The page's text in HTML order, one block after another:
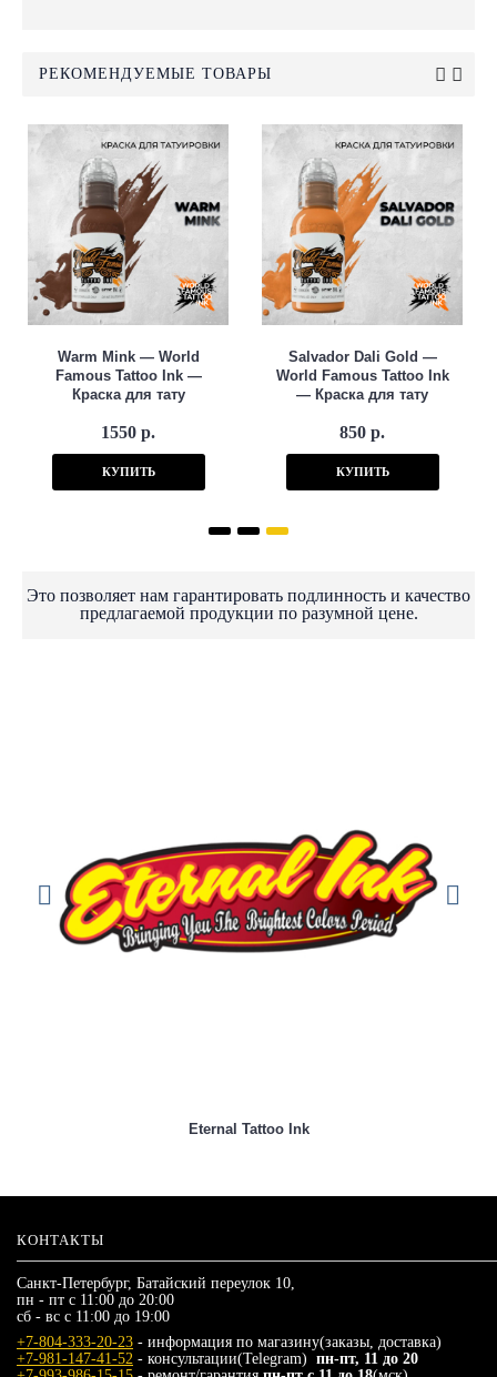
РЕКОМЕНДУЕМЫЕ ТОВАРЫ
Warm Mink — World
Famous Tattoo Ink —
Краска для тату
1550 р.
КУПИТЬ
Salvador Dali Gold —
World Famous Tattoo Ink
— Краска для тату
850 р.
КУПИТЬ
Это позволяет нам гарантировать подлинность и качество
предлагаемой продукции по разумной цене.
Eternal Tattoo Ink
КОНТАКТЫ
Санкт-Петербург, Батайский переулок 10,
пн - пт с 11:00 до 20:00
сб - вс с 11:00 до 19:00
+7-804-333-20-23 - информация по магазину(заказы, доставка)
+7-981-147-41-52 - консультации(Telegram) пн-пт, 11 до 20